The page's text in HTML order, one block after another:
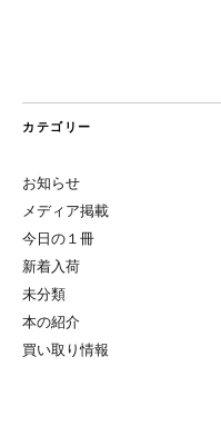
カテゴリー
お知らせ
メディア掲載
今日の１冊
新着入荷
未分類
本の紹介
買い取り情報